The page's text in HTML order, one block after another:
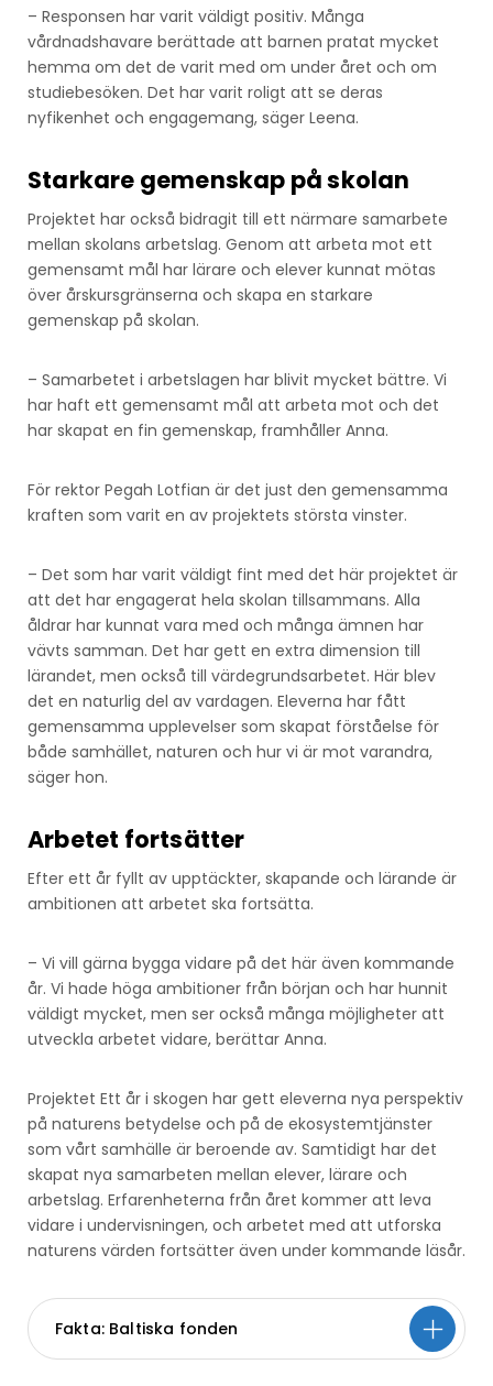
– Responsen har varit väldigt positiv. Många
vårdnadshavare berättade att barnen pratat mycket
hemma om det de varit med om under året och om
studiebesöken. Det har varit roligt att se deras
nyfikenhet och engagemang, säger Leena.
Starkare gemenskap på skolan
Projektet har också bidragit till ett närmare samarbete
mellan skolans arbetslag. Genom att arbeta mot ett
gemensamt mål har lärare och elever kunnat mötas
över årskursgränserna och skapa en starkare
gemenskap på skolan.
– Samarbetet i arbetslagen har blivit mycket bättre. Vi
har haft ett gemensamt mål att arbeta mot och det
har skapat en fin gemenskap, framhåller Anna.
För rektor Pegah Lotfian är det just den gemensamma
kraften som varit en av projektets största vinster.
– Det som har varit väldigt fint med det här projektet är
att det har engagerat hela skolan tillsammans. Alla
åldrar har kunnat vara med och många ämnen har
vävts samman. Det har gett en extra dimension till
lärandet, men också till värdegrundsarbetet. Här blev
det en naturlig del av vardagen. Eleverna har fått
gemensamma upplevelser som skapat förståelse för
både samhället, naturen och hur vi är mot varandra,
säger hon.
Arbetet fortsätter
Efter ett år fyllt av upptäckter, skapande och lärande är
ambitionen att arbetet ska fortsätta.
– Vi vill gärna bygga vidare på det här även kommande
år. Vi hade höga ambitioner från början och har hunnit
väldigt mycket, men ser också många möjligheter att
utveckla arbetet vidare, berättar Anna.
Projektet Ett år i skogen har gett eleverna nya perspektiv
på naturens betydelse och på de ekosystemtjänster
som vårt samhälle är beroende av. Samtidigt har det
skapat nya samarbeten mellan elever, lärare och
arbetslag. Erfarenheterna från året kommer att leva
vidare i undervisningen, och arbetet med att utforska
naturens värden fortsätter även under kommande läsår.
Fakta: Baltiska fonden